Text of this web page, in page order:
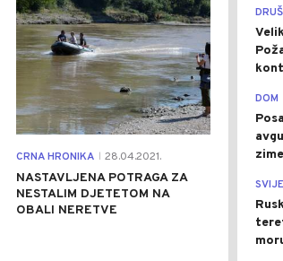
CRNA HRONIKA 28.04.2021.
NASTAVLJENA POTRAGA ZA
NESTALIM DJETETOM NA
OBALI NERETVE
DOM